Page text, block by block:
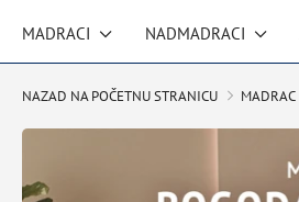
MADRACI NADMADRACI